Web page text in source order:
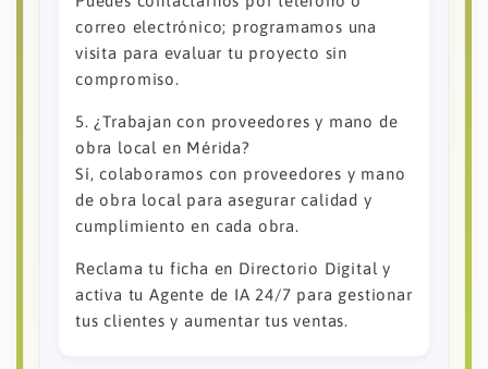
correo electrónico; programamos una
visita para evaluar tu proyecto sin
compromiso.
5. ¿Trabajan con proveedores y mano de
obra local en Mérida?
Sí, colaboramos con proveedores y mano
de obra local para asegurar calidad y
cumplimiento en cada obra.
Reclama tu ficha en Directorio Digital y
activa tu Agente de IA 24/7 para gestionar
tus clientes y aumentar tus ventas.